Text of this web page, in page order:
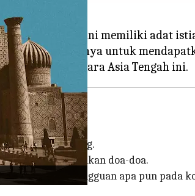
bahwa negara ini memiliki adat
dan mematuhinya untuk
banyak orang.
dan melafalkan doa-doa.
Tuhan, dan gangguan apa pun pada